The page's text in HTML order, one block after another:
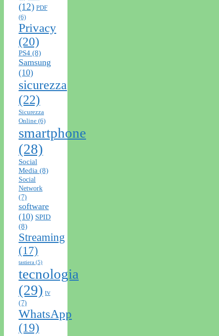
(12) PDF
(6)
Privacy
(20)
PS4 (8)
Samsung
(10)
sicurezza
(22)
Sicurezza
Online (6)
smartphone
(28)
Social
Media (8)
Social
Network
(7)
software
(10) SPID
(8)
Streaming
(17)
tastiera (5)
tecnologia
(29) tv
(7)
WhatsApp
(19)